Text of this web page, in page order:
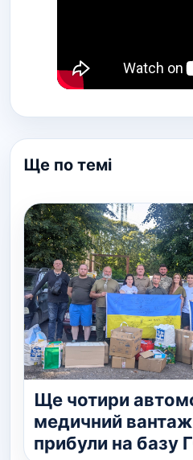
Ще по темі
Ще чотири
медичний вантаж
прибули на базу